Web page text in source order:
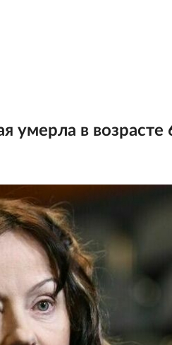
умерла в возрасте